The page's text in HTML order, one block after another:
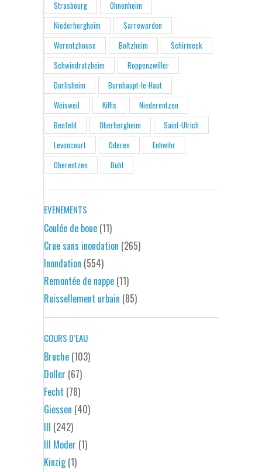
Strasbourg
Ohnenheim
Niederhergheim
Sarrewerden
Werentzhouse
Boltzheim
Schirmeck
Schwindratzheim
Roppenzwiller
Dorlisheim
Burnhaupt-le-Haut
Weisweil
Kiffis
Niederentzen
Benfeld
Oberhergheim
Saint-Ulrich
Levoncourt
Oderen
Enhwihr
Oberentzen
Buhl
EVENEMENTS
Coulée de boue (11)
Crue sans inondation (265)
Inondation (554)
Remontée de nappe (11)
Ruissellement urbain (85)
COURS D’EAU
Bruche (103)
Doller (67)
Fecht (78)
Giessen (40)
Ill (242)
Ill Moder (1)
Kinzig(1)